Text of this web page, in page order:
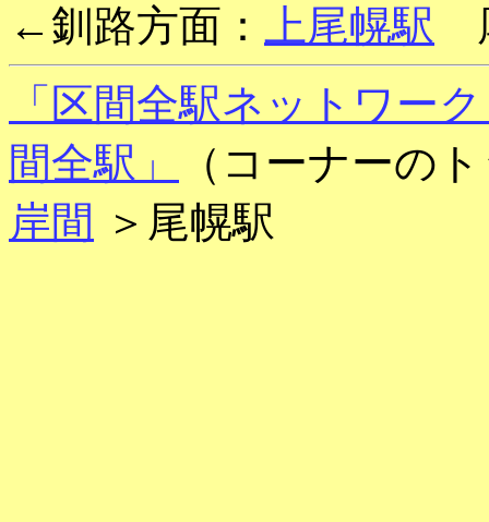
←釧路方面：
上尾幌駅
「区間全駅ネットワー
間全駅」
（コーナーの
岸間 ＞尾幌駅